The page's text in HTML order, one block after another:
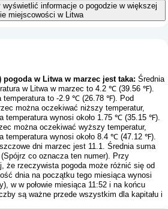
informacje o pogodzie w większej
miejscowości w Litwa
pogoda w Litwa w marzec jest taka: Średnia
w Litwa w marzec to 4.2 ℃ (39.56 ℉).
temperatura to -2.9 ℃ (26.78 ℉). Pod
można oczekiwać niższy temperatur,
temperatura wynosi około 1.75 ℃ (35.15 ℉).
można oczekiwać wyższy temperatur,
temperatura wynosi około 8.4 ℃ (47.12 ℉).
dni marzec jest 11.1. Średnia suma
(Spójrz co oznacza ten numer). Przy
że rzeczywista pogoda może różnić się od
dnia na początku tego miesiąca wynosi
w w połowie miesiąca 11:52 i na końcu
są ważne przede wszystkim dla kapitału i